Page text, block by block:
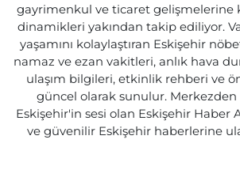
gayrimenkul ve ticaret gelişmelerine
dinamikleri yakından takip ediliyor.
yaşamını kolaylaştıran Eskişehir
namaz ve ezan vakitleri, anlık hava
ulaşım bilgileri, etkinlik rehberi ve
güncel olarak sunulur.
Eskişehir'in sesi olan Eskişehir Haber
ve güvenilir Eskişehir haberlerine